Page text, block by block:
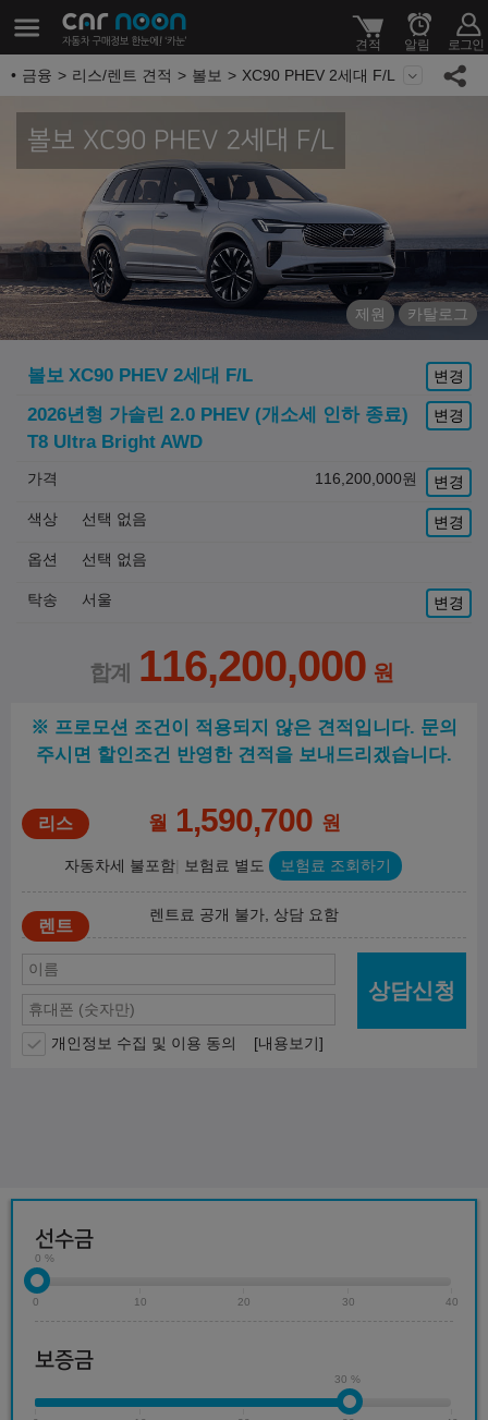
금융 리스/렌트 견적 볼보 XC90 PHEV 2세대 F/L
볼보 XC90 PHEV 2세대 F/L
제원 카탈로그
볼보 XC90 PHEV 2세대 F/L 변경
2026년형 가솔린 2.0 PHEV (개소세 인하 종료)
T8 Ultra Bright AWD
변경
가격 116,200,000원 변경
색상 선택 없음 변경
옵션 선택 없음
탁송 서울 변경
116,200,000
※ 프로모션 조건이 적용되지 않은 견적입니다. 문의
주시면 할인조건 반영한 견적을 보내드리겠습니다.
월 1,590,700 원
자동차세 불포함 보험료 별도 보험료 조회하기
렌트료 공개 불가, 상담 요함
개인정보 수집 및 이용 동의 [내용보기]
상담신청
선수금
0 %
0 10 20 30 40
보증금
30 %